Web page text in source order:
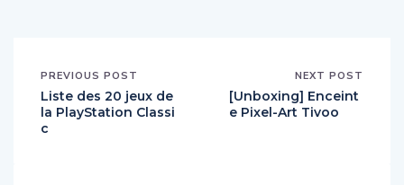
PREVIOUS POST
Liste des 20 jeux de
la PlayStation Classi
c
NEXT POST
[Unboxing] Enceint
e Pixel-Art Tivoo